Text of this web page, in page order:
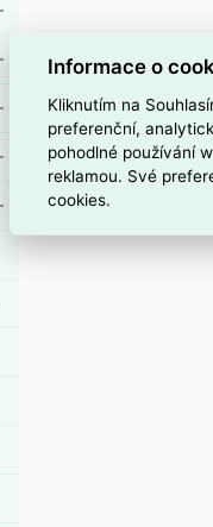
Informace o
Kliknutím na
preferenční,
pohodlné používání
reklamou. Své
cookies.